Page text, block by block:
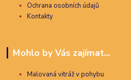
Ochrana osobních údajů
Kontakty
Mohlo by Vás zajímat...
Malovaná vitráž v pohybu